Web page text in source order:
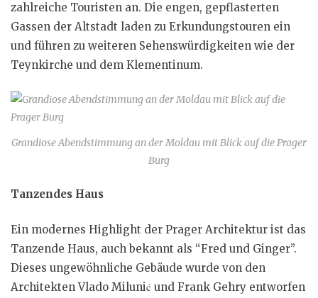
zahlreiche Touristen an. Die engen, gepflasterten
Gassen der Altstadt laden zu Erkundungstouren ein
und führen zu weiteren Sehenswürdigkeiten wie der
Teynkirche und dem Klementinum.
Grandiose Abendstimmung an der Moldau mit Blick auf die Prager
Burg
Tanzendes Haus
Ein modernes Highlight der Prager Architektur ist das
Tanzende Haus, auch bekannt als “Fred und Ginger”.
Dieses ungewöhnliche Gebäude wurde von den
Architekten Vlado Milunić und Frank Gehry entworfen